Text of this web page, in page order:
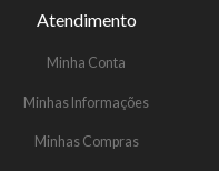
Atendimento
Minha Conta
Minhas Informações
Minhas Compras